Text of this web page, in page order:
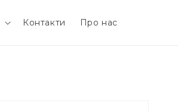
Контакти Про нас